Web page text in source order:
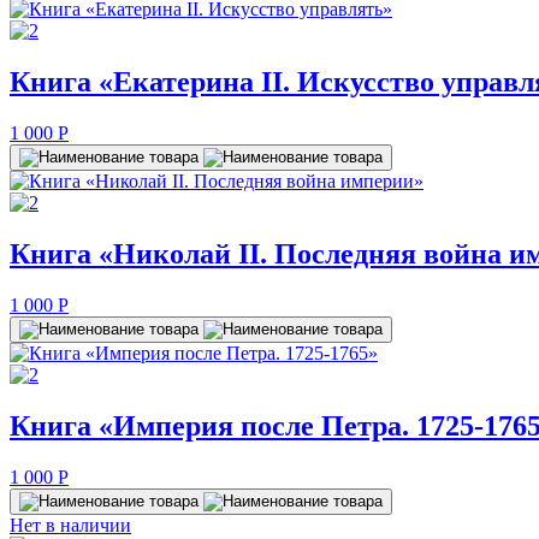
Книга «Екатерина II. Искусство
1 000 P
Книга «Николай II. Последняя война
1 000 P
Книга «Империя после Петра. 1725-
1 000 P
Нет в наличии